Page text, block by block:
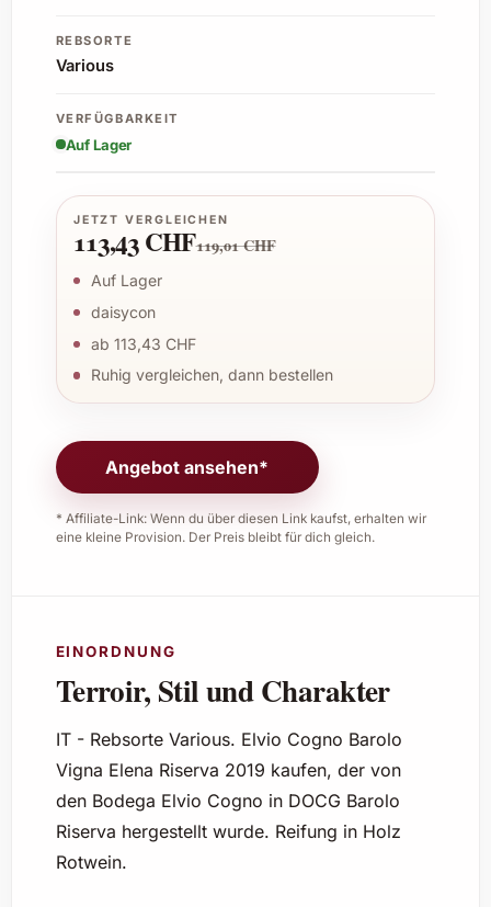
REBSORTE
Various
VERFÜGBARKEIT
Auf Lager
JETZT VERGLEICHEN
113,43 CHF119,01 CHF
Auf Lager
daisycon
ab 113,43 CHF
Ruhig vergleichen, dann bestellen
Angebot ansehen*
* Affiliate-Link: Wenn du über diesen Link kaufst, erhalten wir
eine kleine Provision. Der Preis bleibt für dich gleich.
EINORDNUNG
Terroir, Stil und Charakter
IT - Rebsorte Various. Elvio Cogno Barolo
Vigna Elena Riserva 2019 kaufen, der von
den Bodega Elvio Cogno in DOCG Barolo
Riserva hergestellt wurde. Reifung in Holz
Rotwein.